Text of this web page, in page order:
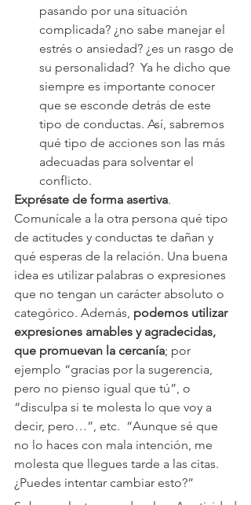
pasando por una situación
complicada? ¿no sabe manejar el
estrés o ansiedad? ¿es un rasgo de
su personalidad?  Ya he dicho que
siempre es importante conocer
que se esconde detrás de este
tipo de conductas. Así, sabremos
qué tipo de acciones son las más
adecuadas para solventar el
conflicto.
Exprésate de forma asertiva.
Comunícale a la otra persona qué tipo
de actitudes y conductas te dañan y
qué esperas de la relación. Una buena
idea es utilizar palabras o expresiones
que no tengan un carácter absoluto o
categórico. Además, podemos utilizar
expresiones amables y agradecidas,
que promuevan la cercanía; por
ejemplo “gracias por la sugerencia,
pero no pienso igual que tú”, o
“disculpa si te molesta lo que voy a
decir, pero…”, etc.  “Aunque sé que
no lo haces con mala intención, me
molesta que llegues tarde a las citas.
¿Puedes intentar cambiar esto?”